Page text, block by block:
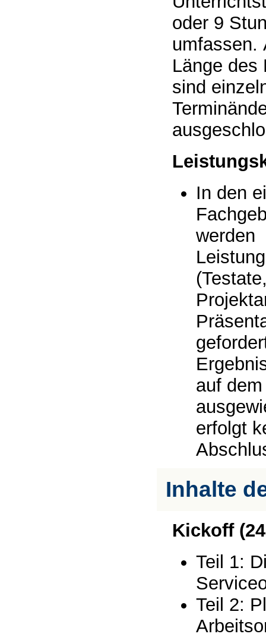
oder 9
umfassen.
Länge des Lehrgangs
sind
In den
werden
auf dem Zeugnis
erfolgt
Inhalte
Kickoff
Teil 1:
Teil 2: